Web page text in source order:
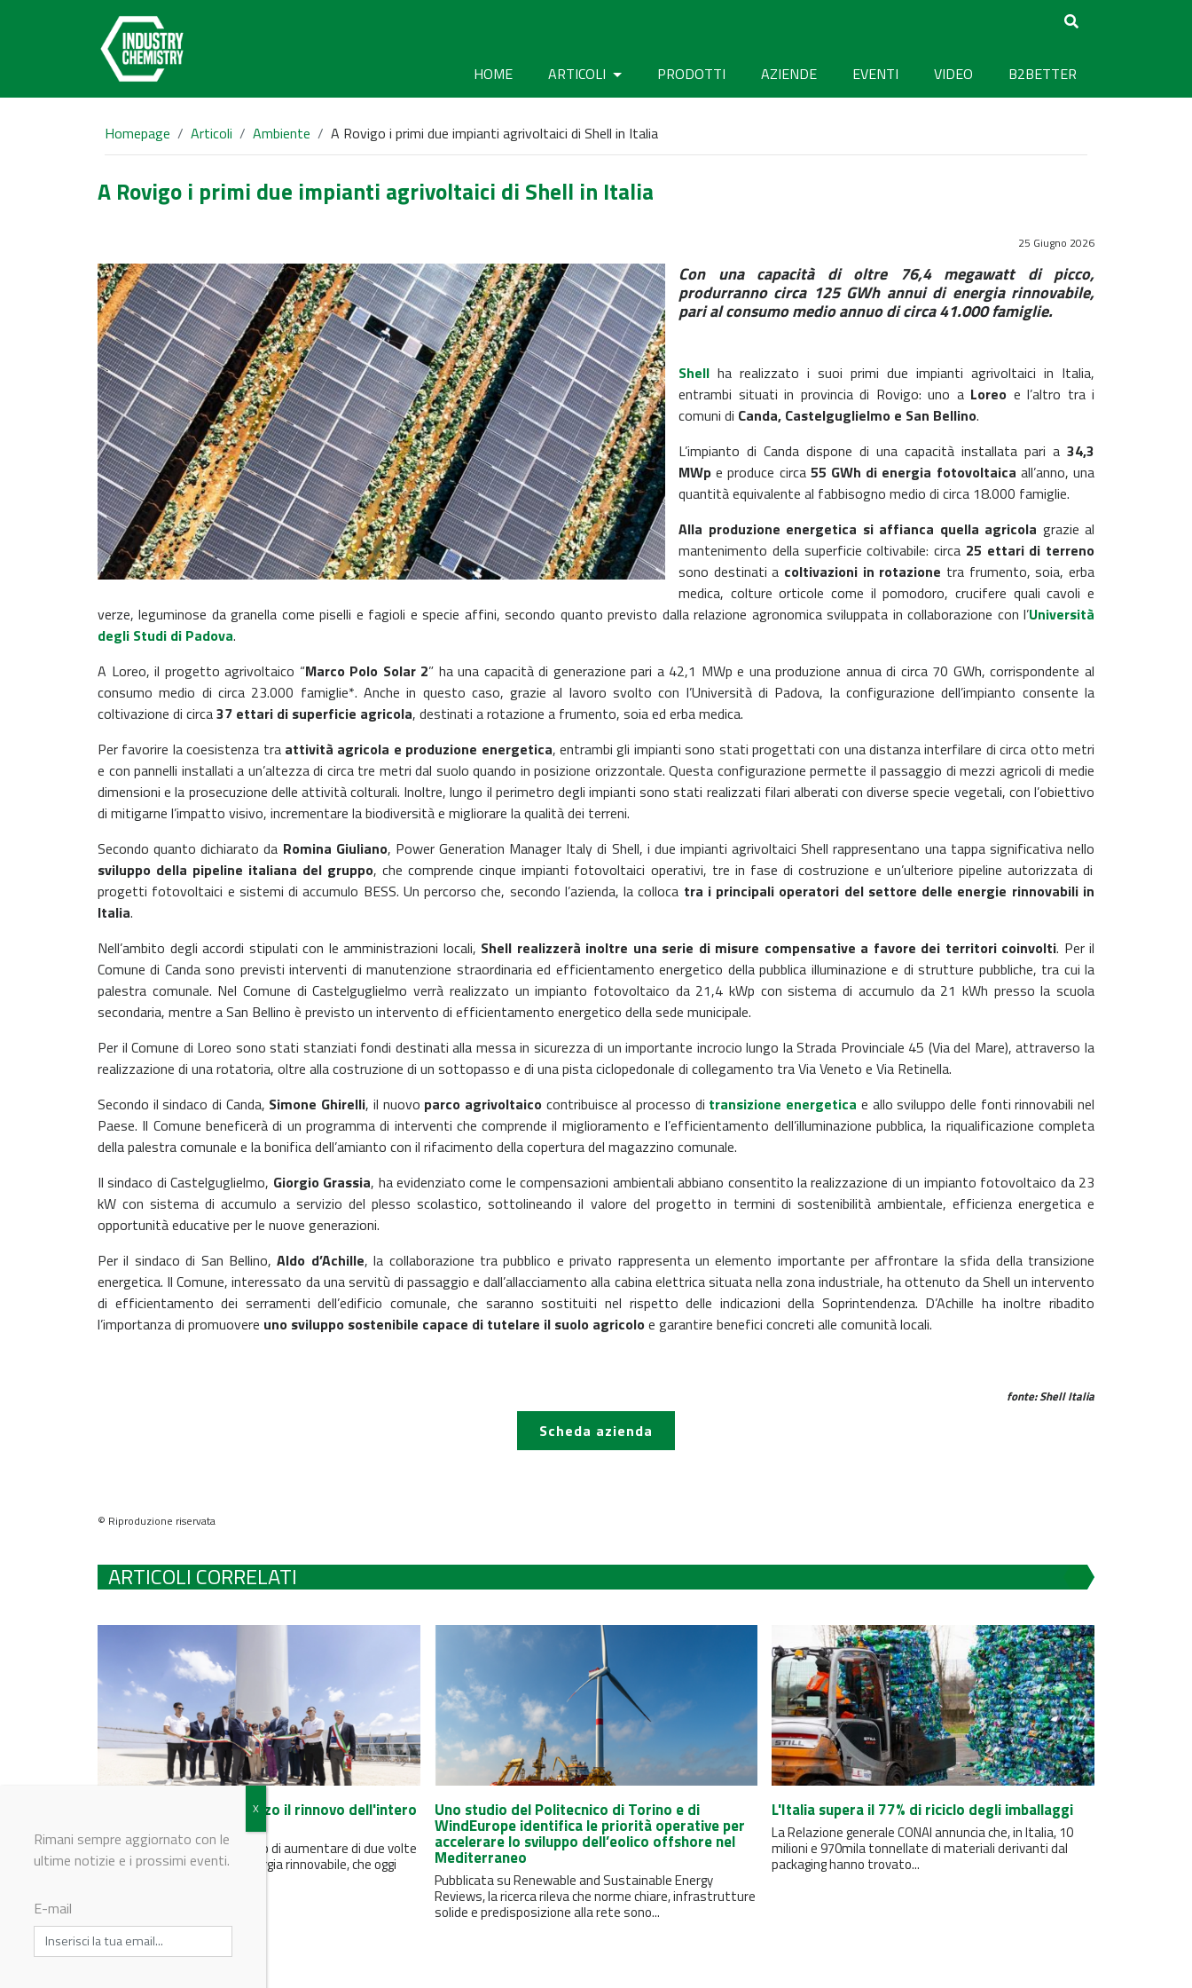
HOME ARTICOLI PRODOTTI AZIENDE EVENTI VIDEO B2BETTER
Homepage Articoli Ambiente A Rovigo i primi due impianti agrivoltaici di Shell in Italia
A Rovigo i primi due impianti agrivoltaici di Shell in Italia
25 Giugno 2026
Con una capacità di oltre 76,4 megawatt di picco,
produrranno circa 125 GWh annui di energia rinnovabile,
pari al consumo medio annuo di circa 41.000 famiglie.
Shell ha realizzato i suoi primi due impianti agrivoltaici in Italia,
entrambi situati in provincia di Rovigo: uno a Loreo e l’altro tra i
comuni di Canda, Castelguglielmo e San Bellino.
L’impianto di Canda dispone di una capacità installata pari a 34,3
MWp e produce circa 55 GWh di energia fotovoltaica all’anno, una
quantità equivalente al fabbisogno medio di circa 18.000 famiglie.
Alla produzione energetica si affianca quella agricola grazie al
mantenimento della superficie coltivabile: circa 25 ettari di terreno
sono destinati a coltivazioni in rotazione tra frumento, soia, erba
medica, colture orticole come il pomodoro, crucifere quali cavoli e
verze, leguminose da granella come piselli e fagioli e specie affini, secondo quanto previsto dalla relazione agronomica sviluppata in collaborazione con l’Università
degli Studi di Padova.
A Loreo, il progetto agrivoltaico “Marco Polo Solar 2” ha una capacità di generazione pari a 42,1 MWp e una produzione annua di circa 70 GWh, corrispondente al
consumo medio di circa 23.000 famiglie*. Anche in questo caso, grazie al lavoro svolto con l’Università di Padova, la configurazione dell’impianto consente la
coltivazione di circa37 ettari di superficie agricola, destinati a rotazione a frumento, soia ed erba medica.
Per favorire la coesistenza tra attività agricola e produzione energetica, entrambi gli impianti sono stati progettati con una distanza interfilare di circa otto metri
e con pannelli installati a un’altezza di circa tre metri dal suolo quando in posizione orizzontale. Questa configurazione permette il passaggio di mezzi agricoli di medie
dimensioni e la prosecuzione delle attività colturali. Inoltre, lungo il perimetro degli impianti sono stati realizzati filari alberati con diverse specie vegetali, con l’obiettivo
di mitigarne l’impatto visivo, incrementare la biodiversità e migliorare la qualità dei terreni.
Secondo quanto dichiarato da Romina Giuliano, Power Generation Manager Italy di Shell, i due impianti agrivoltaici Shell rappresentano una tappa significativa nello
sviluppo della pipeline italiana del gruppo, che comprende cinque impianti fotovoltaici operativi, tre in fase di costruzione e un’ulteriore pipeline autorizzata di
progetti fotovoltaici e sistemi di accumulo BESS. Un percorso che, secondo l’azienda, la colloca tra i principali operatori del settore delle energie rinnovabili in
Italia.
Nell’ambito degli accordi stipulati con le amministrazioni locali, Shell realizzerà inoltre una serie di misure compensative a favore dei territori coinvolti. Per il
Comune di Canda sono previsti interventi di manutenzione straordinaria ed efficientamento energetico della pubblica illuminazione e di strutture pubbliche, tra cui la
palestra comunale. Nel Comune di Castelguglielmo verrà realizzato un impianto fotovoltaico da 21,4 kWp con sistema di accumulo da 21 kWh presso la scuola
secondaria, mentre a San Bellino è previsto un intervento di efficientamento energetico della sede municipale.
Per il Comune di Loreo sono stati stanziati fondi destinati alla messa in sicurezza di un importante incrocio lungo la Strada Provinciale 45 (Via del Mare), attraverso la
realizzazione di una rotatoria, oltre alla costruzione di un sottopasso e di una pista ciclopedonale di collegamento tra Via Veneto e Via Retinella.
Secondo il sindaco di Canda, Simone Ghirelli, il nuovo parco agrivoltaico contribuisce al processo di transizione energetica e allo sviluppo delle fonti rinnovabili nel
Paese. Il Comune beneficerà di un programma di interventi che comprende il miglioramento e l’efficientamento dell’illuminazione pubblica, la riqualificazione completa
della palestra comunale e la bonifica dell’amianto con il rifacimento della copertura del magazzino comunale.
Il sindaco di Castelguglielmo, Giorgio Grassia, ha evidenziato come le compensazioni ambientali abbiano consentito la realizzazione di un impianto fotovoltaico da 23
kW con sistema di accumulo a servizio del plesso scolastico, sottolineando il valore del progetto in termini di sostenibilità ambientale, efficienza energetica e
opportunità educative per le nuove generazioni.
Per il sindaco di San Bellino,Aldo d’Achille, la collaborazione tra pubblico e privato rappresenta un elemento importante per affrontare la sfida della transizione
energetica. Il Comune, interessato da una servitù di passaggio e dall’allacciamento alla cabina elettrica situata nella zona industriale, ha ottenuto da Shell un intervento
di efficientamento dei serramenti dell’edificio comunale, che saranno sostituiti nel rispetto delle indicazioni della Soprintendenza. D’Achille ha inoltre ribadito
l’importanza di promuovere uno sviluppo sostenibile capace di tutelare il suolo agricoloe garantire benefici concreti alle comunità locali.
fonte: Shell Italia
Scheda azienda
© Riproduzione riservata
ARTICOLI CORRELATI
Edison completa in Abruzzo il rinnovo dell'intero
Il rinnovamento ha consentito di aumentare di due volte
e mezzo la produzione di energia rinnovabile, che oggi
Uno studio del Politecnico di Torino e di
WindEurope identifica le priorità operative per
accelerare lo sviluppo dell’eolico offshore nel
Mediterraneo
Pubblicata su Renewable and Sustainable Energy
Reviews, la ricerca rileva che norme chiare, infrastrutture
solide e predisposizione alla rete sono...
L'Italia supera il 77% di riciclo degli imballaggi
La Relazione generale CONAI annuncia che, in Italia, 10
milioni e 970mila tonnellate di materiali derivanti dal
packaging hanno trovato...
Rimani sempre aggiornato con le
ultime notizie e i prossimi eventi.
E-mail